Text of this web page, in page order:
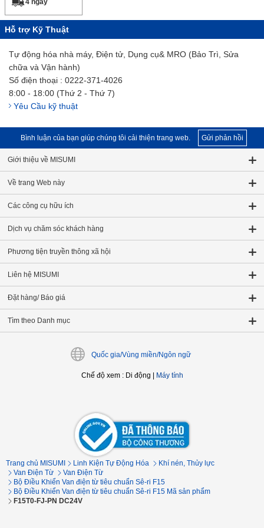
Hỗ trợ Kỹ Thuật
Tự động hóa nhà máy, Điện tử, Dụng cụ& MRO (Bảo Trì, Sửa
chữa và Vận hành)
Số điện thoại : 0222-371-4026
8:00 - 18:00 (Thứ 2 - Thứ 7)
Yêu Cầu kỹ thuật
Bình luận của bạn giúp chúng tôi cải thiện trang web. Gửi phản hồi
Giới thiệu về MISUMI
Về trang Web này
Các công cụ hữu ích
Dịch vụ chăm sóc khách hàng
Phương tiện truyền thông xã hội
Liên hệ MISUMI
Đặt hàng/ Báo giá
Tìm theo Danh mục
Quốc gia/Vùng miền/Ngôn ngữ
Chế độ xem: Di động Máy tính
Trang chủ MISUMI Linh Kiện Tự Động Hóa
Khí nén, Thủy lực
Van Điện Từ
Van Điện Từ
Bộ Điều Khiển Van điện từ tiêu chuẩn Sê-ri F15
Bộ Điều Khiển Van điện từ tiêu chuẩn Sê-ri F15 Mã sản phẩm
F15T0-FJ-PN DC24V